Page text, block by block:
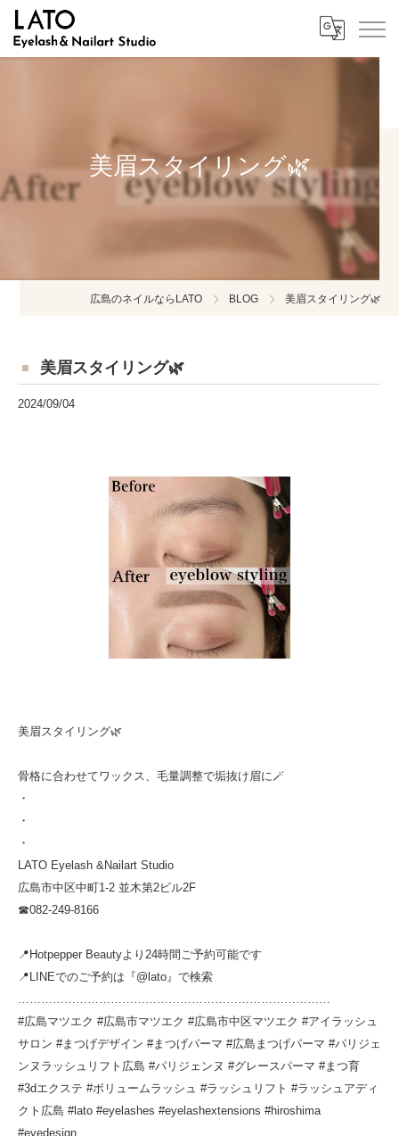
美眉スタイリング🌿
広島のネイルならLATO BLOG 美眉スタイリング🌿
美眉スタイリング🌿
2024/09/04
美眉スタイリング🌿
骨格に合わせてワックス、毛量調整で垢抜け眉に🪄
・
・
・
LATO Eyelash &Nailart Studio
広島市中区中町1-2 並木第2ビル2F
☎︎082-249-8166
📍Hotpepper Beautyより24時間ご予約可能です
📍LINEでのご予約は『@lato』で検索
………………………………………………………………………
#広島マツエク #広島市マツエク #広島市中区マツエク #アイラッシュ
サロン #まつげデザイン #まつげパーマ #広島まつげパーマ #パリジェ
ンヌラッシュリフト広島 #パリジェンヌ #グレースパーマ #まつ育
#3dエクステ #ボリュームラッシュ #ラッシュリフト #ラッシュアディ
クト広島 #lato #eyelashes #eyelashextensions #hiroshima
#eyedesign